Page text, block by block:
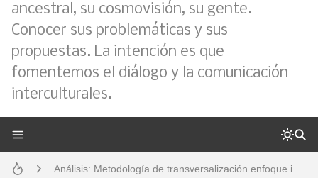
ancestral, su cosmovisión, su gente.
Conocer sus problemáticas y sus
propuestas. La intención es que
fomentemos el diálogo y la comunicación
interculturales.
Análisis: Metodología de transversalización enfoque intercultural
Boletín BOLPER - Nro. 10 - del 31 de marzo de 2023